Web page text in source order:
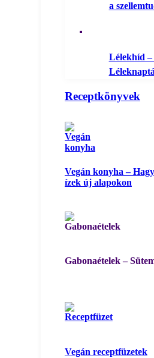
a
Lélekhíd –
Receptkönyvek
Vegán konyha –
ízek új alapokon
Gabonaételek –
Vegán receptfüzetek